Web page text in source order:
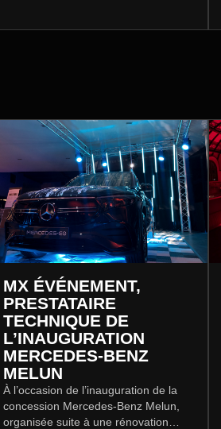
MX ÉVÉNEMENT,
PRESTATAIRE
TECHNIQUE DE
L’INAUGURATION
MERCEDES-BENZ
MELUN
À l’occasion de l’inauguration de la
concession Mercedes-Benz Melun,
organisée suite à une rénovation